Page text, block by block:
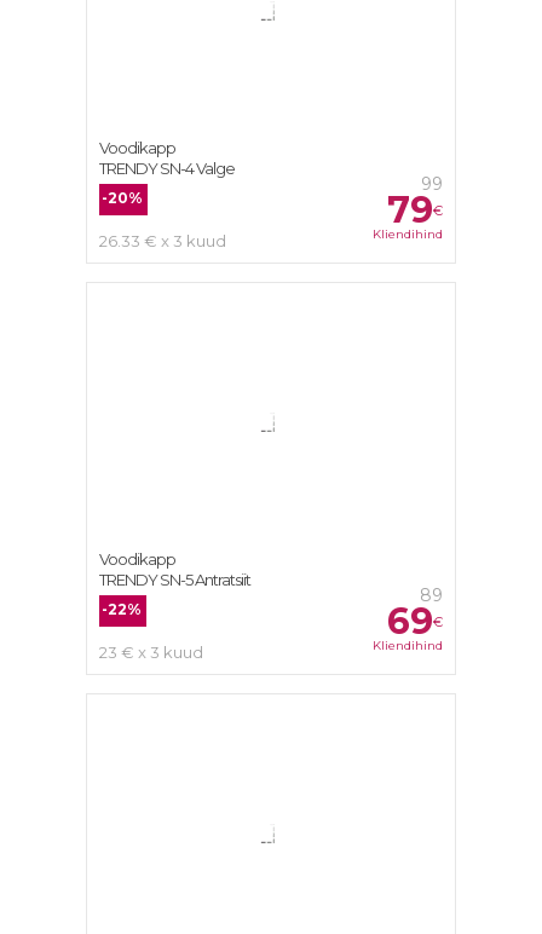
99
79€
Kliendihind
-20%
26.33 € x 3 kuud
Voodikapp
TRENDY SN-4 Valge
89
69€
Kliendihind
-22%
23 € x 3 kuud
Voodikapp
TRENDY SN-5 Antratsiit